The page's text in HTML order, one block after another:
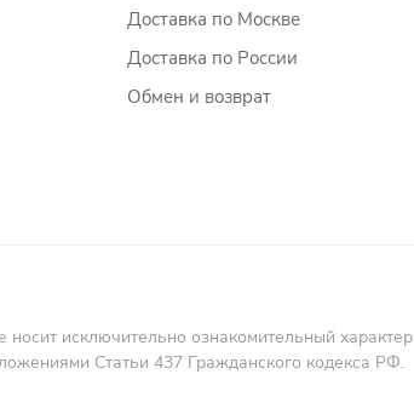
Доставка по Москве
Доставка по России
Обмен и возврат
исключительно ознакомительный характер
Статьи 437 Гражданского кодекса РФ.